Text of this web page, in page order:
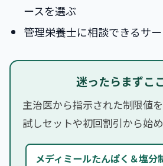
ースを選ぶ
管理栄養士に相談できるサ
迷ったらまずこ
主治医から指示された制限値
試しセットや初回割引から始
メディミールたんぱく＆塩